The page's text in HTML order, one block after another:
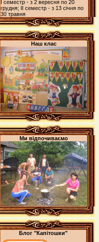
І семестр - з 2 вересня по 20
грудня; ІІ семестр - з 13 січня по
30 травня
Наш клас
Ми відпочиваємо
Блог "Капітошки"